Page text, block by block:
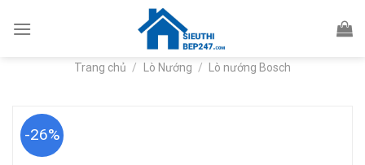
Trang chủ / Lò Nướng / Lò nướng Bosch
-26%